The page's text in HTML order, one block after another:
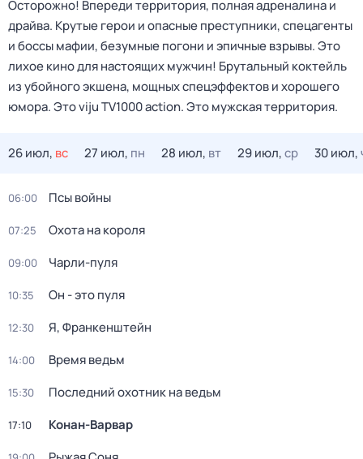
Осторожно! Впереди территория, полная адреналина и
драйва. Крутые герои и опасные преступники, спецагенты
и боссы мафии, безумные погони и эпичные взрывы. Это
лихое кино для настоящих мужчин! Брутальный коктейль
из убойного экшена, мощных спецэффектов и хорошего
юмора. Это viju TV1000 action. Это мужская территория.
26 июл, вс 27 июл, пн 28 июл, вт 29 июл,ср 30 июл,
06:00 Псы войны
07:25 Охота на короля
09:00 Чарли-пуля
10:35 Он - это пуля
12:30 Я, Франкенштейн
14:00 Время ведьм
15:30 Последний охотник на ведьм
17:10 Конан-Варвар